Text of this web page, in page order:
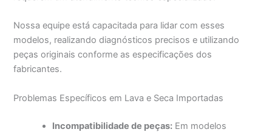
Nossa equipe está capacitada para lidar com esses
modelos, realizando diagnósticos precisos e utilizando
peças originais conforme as especificações dos
fabricantes.
Problemas Específicos em Lava e Seca Importadas
Incompatibilidade de peças: Em modelos